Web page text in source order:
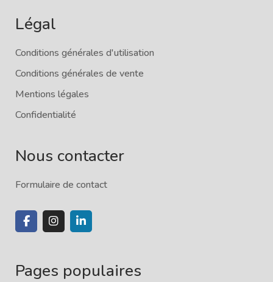
Légal
Conditions générales d'utilisation
Conditions générales de vente
Mentions légales
Confidentialité
Nous contacter
Formulaire de contact
Pages populaires